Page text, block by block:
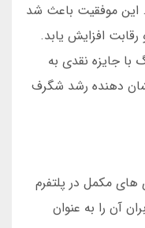
کند. این موفقیت باعث شد
افزایش یابد.
با جایزه نقدی به
دهنده رشد شگرف
های مکمل در پلتفرم
آن را به عنوان